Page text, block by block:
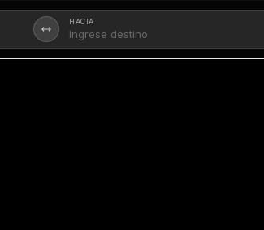
HACIA